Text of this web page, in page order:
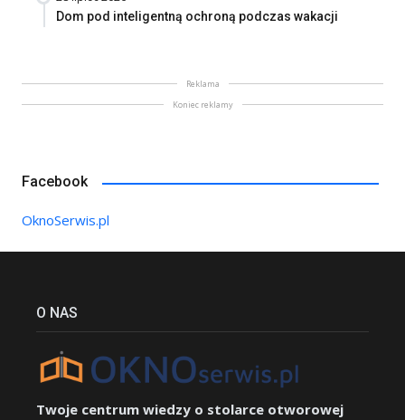
Dom pod inteligentną ochroną podczas wakacji
Reklama
Koniec reklamy
Facebook
OknoSerwis.pl
O NAS
Twoje centrum wiedzy o stolarce otworowej